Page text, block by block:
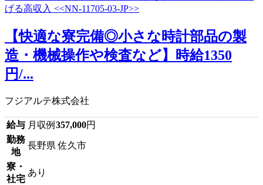
【快適な寮完備◎小さな時計部品の製
造・機械操作や検査など】時給1350
円/...
フジアルテ株式会社
給与 月収例 357,000円
勤務
地
長野県 佐久市
寮・
社宅
あり